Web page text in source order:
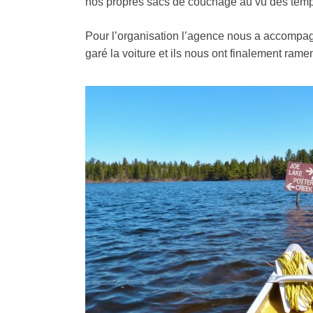
Pour l’organisation l’agence nous a
garé la voiture et ils nous ont finalement